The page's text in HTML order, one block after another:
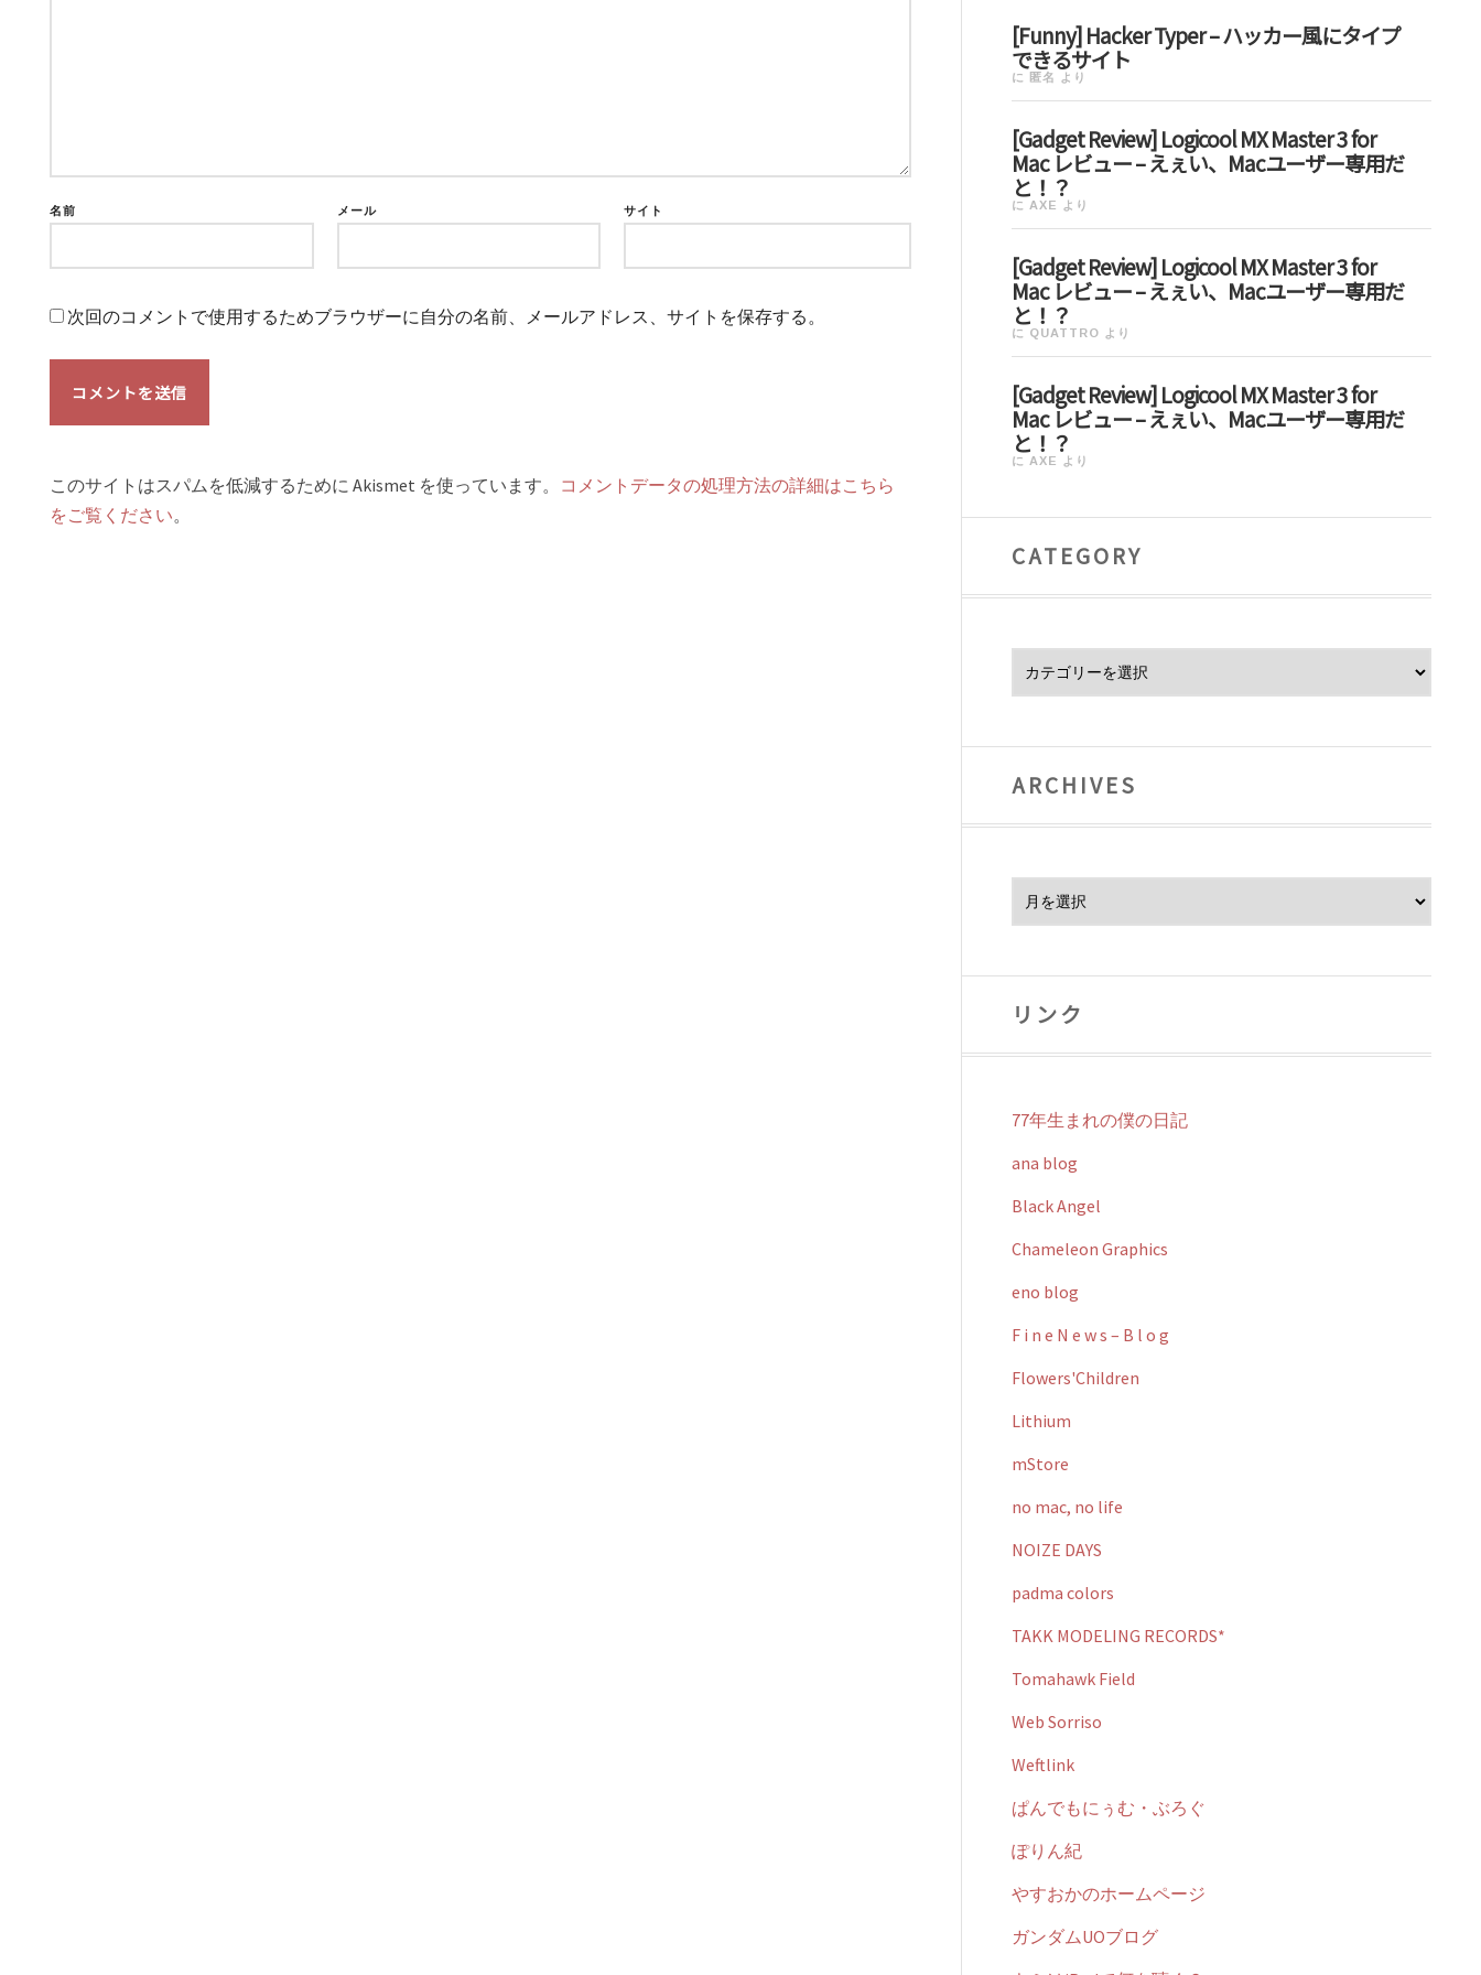
名前 メール サイト
次回のコメントで使用するためブラウザーに自分の名前、メールアドレス、サイトを保存する。
このサイトはスパムを低減するために Akismet を使っています。 コメントデータの処理方法の詳細はこちら
をご覧ください。
[Funny] Hacker Typer – ハッカー風にタイプ
できるサイト
に 匿名 より
[Gadget Review] Logicool MX Master 3 for
Mac レビュー – えぇい、Macユーザー専用だ
と！？
に AXE より
[Gadget Review] Logicool MX Master 3 for
Mac レビュー – えぇい、Macユーザー専用だ
と！？
に QUATTRO より
[Gadget Review] Logicool MX Master 3 for
Mac レビュー – えぇい、Macユーザー専用だ
と！？
に AXE より
CATEGORY
ARCHIVES
リンク
77年生まれの僕の日記
ana blog
Black Angel
Chameleon Graphics
eno blog
F i n e N e w s – B l o g
Flowers'Children
Lithium
mStore
no mac, no life
NOIZE DAYS
padma colors
TAKK MODELING RECORDS*
Tomahawk Field
Web Sorriso
Weftlink
ぱんでもにぅむ・ぶろぐ
ぽりん紀
やすおかのホームページ
ガンダムUOブログ